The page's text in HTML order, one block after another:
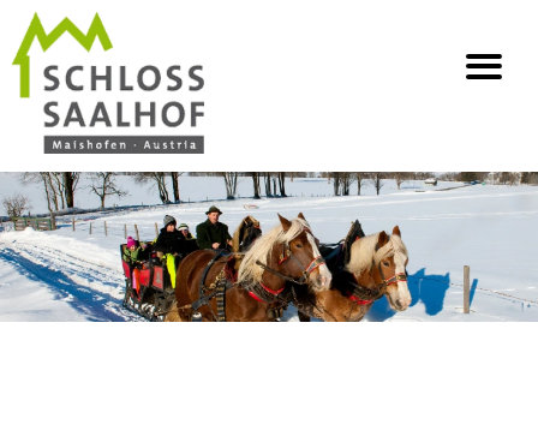
info@saalhof.at
Home Contact Impressum Gegevensbescherming Sitemap